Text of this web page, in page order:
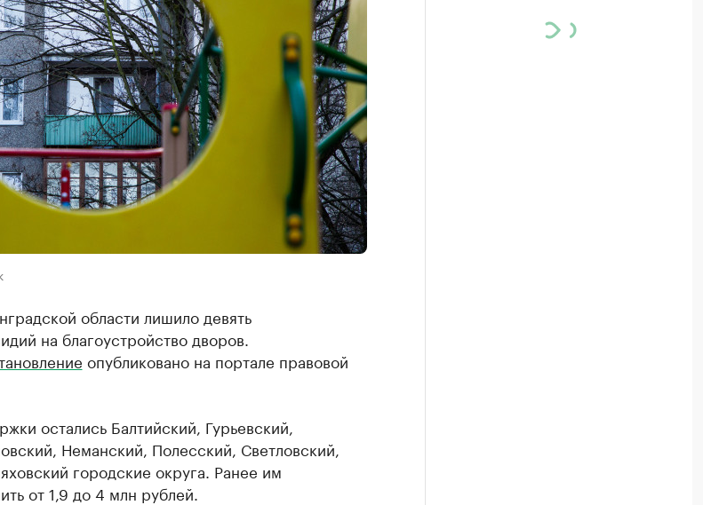
области лишило девять
на благоустройство дворов.
опубликовано на портале правовой
остались Балтийский, Гурьевский,
Неманский, Полесский, Светловский,
городские округа. Ранее им
от 1,9 до 4 млн рублей.